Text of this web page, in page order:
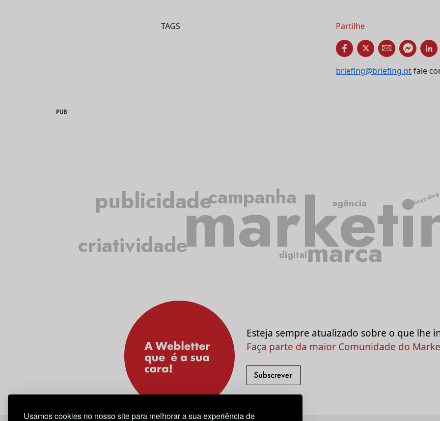
Usamos cookies no nosso site para melhorar a sua experiência de
TAGS Partilhe
briefing@briefing.ptfale
PUB
publicidade
marca
criatividade
campanha agência
digital
branding
Esteja sempre atualizado sobre o que lhe
Faça parte da maior Comunidade do